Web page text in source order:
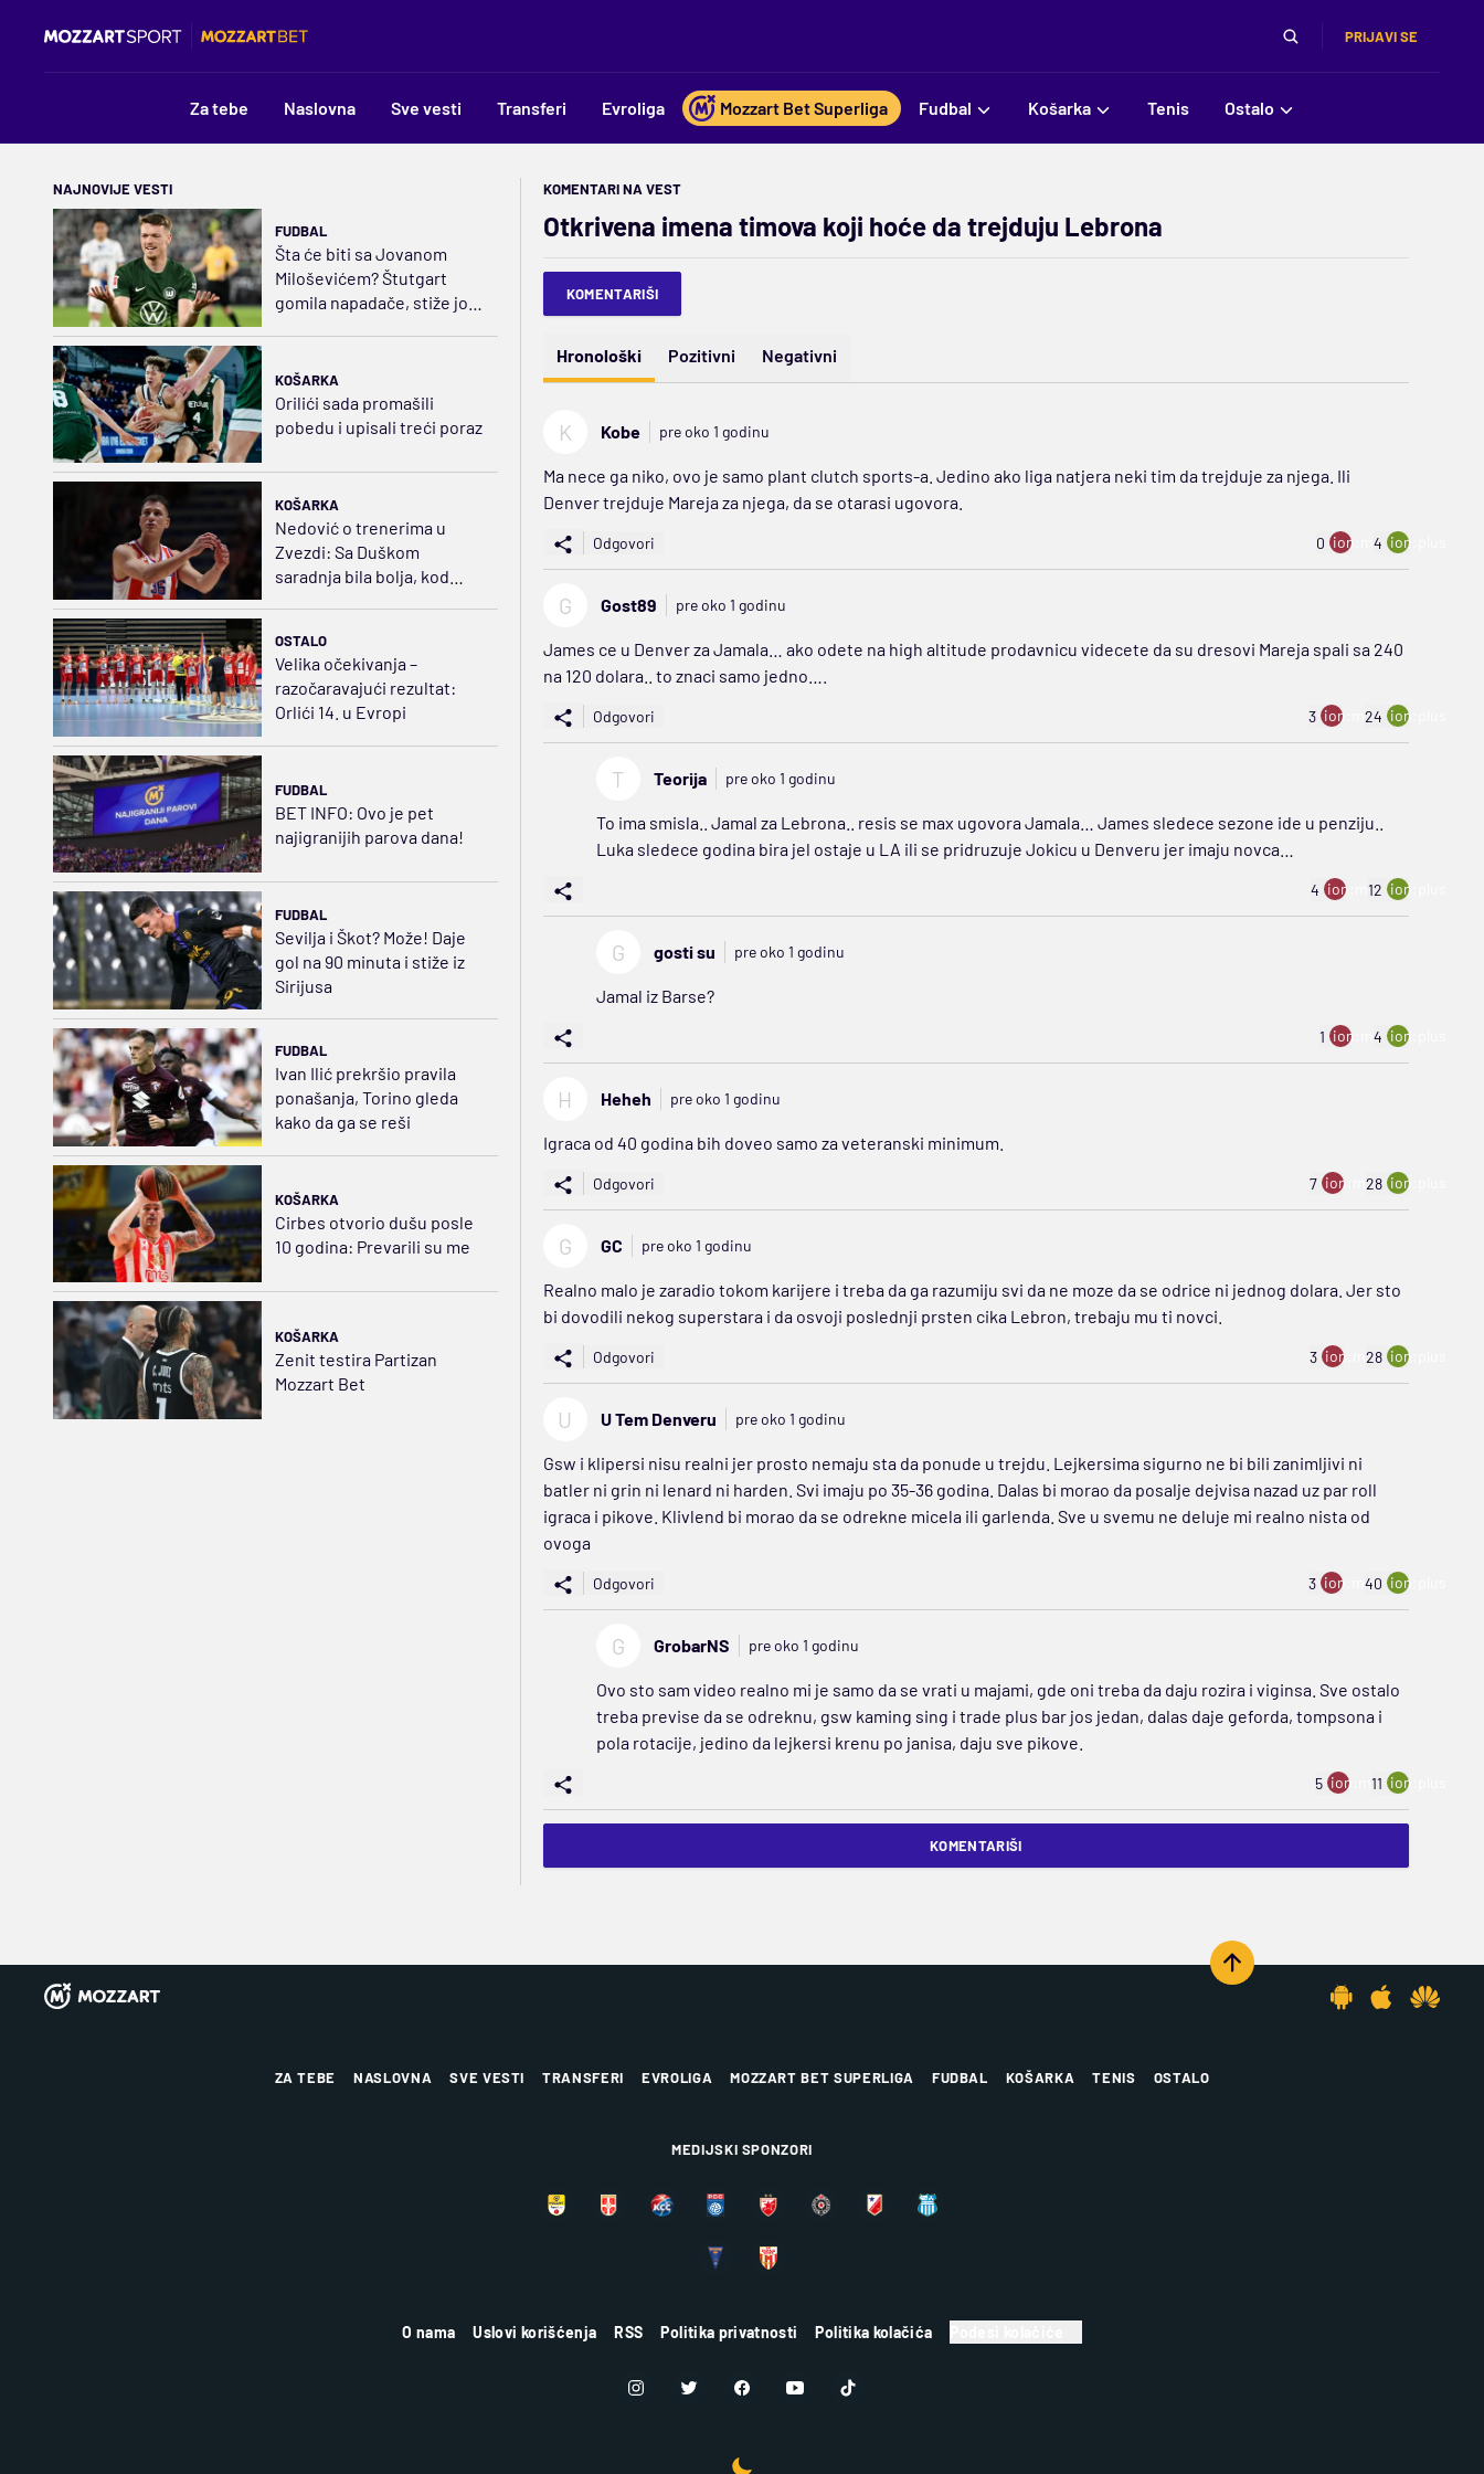
PRIJAVI SE
Za tebe Naslovna Sve vesti Transferi Evroliga Mozzart Bet Superliga Fudbal Košarka Tenis Ostalo
NAJNOVIJE VESTI
FUDBAL
Šta će biti sa Jovanom
Miloševićem? Štutgart
gomila napadače, stiže još
KOŠARKA
Orilići sada promašili
pobedu i upisali treći poraz
KOŠARKA
Nedović o trenerima u
Zvezdi: Sa Duškom
saradnja bila bolja, kod
OSTALO
Velika očekivanja –
razočaravajući rezultat:
Orlići 14. u Evropi
FUDBAL
BET INFO: Ovo je pet
najigranijih parova dana!
FUDBAL
Sevilja i Škot? Može! Daje
gol na 90 minuta i stiže iz
Sirijusa
FUDBAL
Ivan Ilić prekršio pravila
ponašanja, Torino gleda
kako da ga se reši
KOŠARKA
Cirbes otvorio dušu posle
10 godina: Prevarili su me
KOŠARKA
Zenit testira Partizan
Mozzart Bet
KOMENTARI NA VEST
Otkrivena imena timova koji hoće da trejduju Lebrona
KOMENTARIŠI
Hronološki Pozitivni Negativni
K Kobe pre oko 1 godinu
Ma nece ga niko, ovo je samo plant clutch sports-a. Jedino ako liga natjera neki tim da trejduje za njega. Ili
Denver trejduje Mareja za njega, da se otarasi ugovora.
Odgovori 0 ion:minus
4 ion:plus
G Gost89 pre oko 1 godinu
James ce u Denver za Jamala… ako odete na high altitude prodavnicu videcete da su dresovi Mareja spali sa 240
na 120 dolara.. to znaci samo jedno….
Odgovori 3 ion:minus
24 ion:plus
T Teorija pre oko 1 godinu
To ima smisla.. Jamal za Lebrona.. resis se max ugovora Jamala… James sledece sezone ide u penziju..
Luka sledece godina bira jel ostaje u LA ili se pridruzuje Jokicu u Denveru jer imaju novca…
4 ion:minus
12 ion:plus
G gosti su pre oko 1 godinu
Jamal iz Barse?
1 ion:minus
4 ion:plus
H Heheh pre oko 1 godinu
Igraca od 40 godina bih doveo samo za veteranski minimum.
Odgovori 7 ion:minus
28 ion:plus
G GC pre oko 1 godinu
Realno malo je zaradio tokom karijere i treba da ga razumiju svi da ne moze da se odrice ni jednog dolara. Jer sto
bi dovodili nekog superstara i da osvoji poslednji prsten cika Lebron, trebaju mu ti novci.
Odgovori 3 ion:minus
28 ion:plus
U U Tem Denveru pre oko 1 godinu
Gsw i klipersi nisu realni jer prosto nemaju sta da ponude u trejdu. Lejkersima sigurno ne bi bili zanimljivi ni
batler ni grin ni lenard ni harden. Svi imaju po 35-36 godina. Dalas bi morao da posalje dejvisa nazad uz par roll
igraca i pikove. Klivlend bi morao da se odrekne micela ili garlenda. Sve u svemu ne deluje mi realno nista od
ovoga
Odgovori 3 ion:minus
40 ion:plus
G GrobarNS pre oko 1 godinu
Ovo sto sam video realno mi je samo da se vrati u majami, gde oni treba da daju rozira i viginsa. Sve ostalo
treba previse da se odreknu, gsw kaming sing i trade plus bar jos jedan, dalas daje geforda, tompsona i
pola rotacije, jedino da lejkersi krenu po janisa, daju sve pikove.
5 ion:minus
11 ion:plus
KOMENTARIŠI
ZA TEBE NASLOVNA SVE VESTI TRANSFERI EVROLIGA MOZZART BET SUPERLIGA FUDBAL KOŠARKA TENIS OSTALO
MEDIJSKI SPONZORI
O nama Uslovi korišćenja RSS Politika privatnosti Politika kolačića